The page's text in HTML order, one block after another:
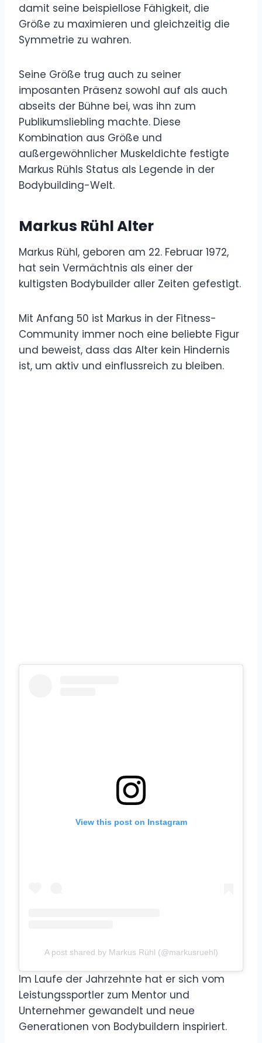
damit seine beispiellose Fähigkeit, die
Größe zu maximieren und gleichzeitig die
Symmetrie zu wahren.
Seine Größe trug auch zu seiner
imposanten Präsenz sowohl auf als auch
abseits der Bühne bei, was ihn zum
Publikumsliebling machte. Diese
Kombination aus Größe und
außergewöhnlicher Muskeldichte festigte
Markus Rühls Status als Legende in der
Bodybuilding-Welt.
Markus Rühl Alter
Markus Rühl, geboren am 22. Februar 1972,
hat sein Vermächtnis als einer der
kultigsten Bodybuilder aller Zeiten gefestigt.
Mit Anfang 50 ist Markus in der Fitness-
Community immer noch eine beliebte Figur
und beweist, dass das Alter kein Hindernis
ist, um aktiv und einflussreich zu bleiben.
View this post on Instagram
A post shared by Markus Rühl (@markusruehl)
Im Laufe der Jahrzehnte hat er sich vom
Leistungssportler zum Mentor und
Unternehmer gewandelt und neue
Generationen von Bodybuildern inspiriert.